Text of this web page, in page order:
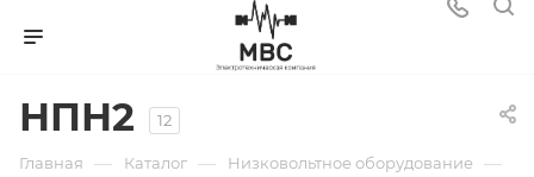
НПН2 12
Главная — Каталог — Низковольтное оборудование —